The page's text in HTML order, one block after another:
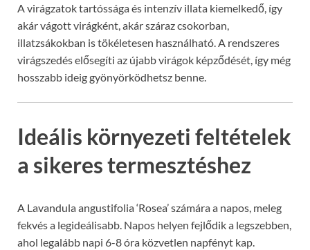
A virágzatok tartóssága és intenzív illata kiemelkedő, így
akár vágott virágként, akár száraz csokorban,
illatzsákokban is tökéletesen használható. A rendszeres
virágszedés elősegíti az újabb virágok képződését, így még
hosszabb ideig gyönyörködhetsz benne.
Ideális környezeti feltételek
a sikeres termesztéshez
A Lavandula angustifolia ‘Rosea’ számára a napos, meleg
fekvés a legideálisabb. Napos helyen fejlődik a legszebben,
ahol legalább napi 6-8 óra közvetlen napfényt kap.